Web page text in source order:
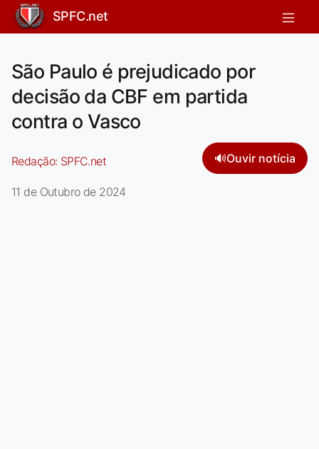
SPFC.net
São Paulo é prejudicado por
decisão da CBF em partida
contra o Vasco
Redação: SPFC.net 🔊Ouvir notícia
11 de Outubro de 2024